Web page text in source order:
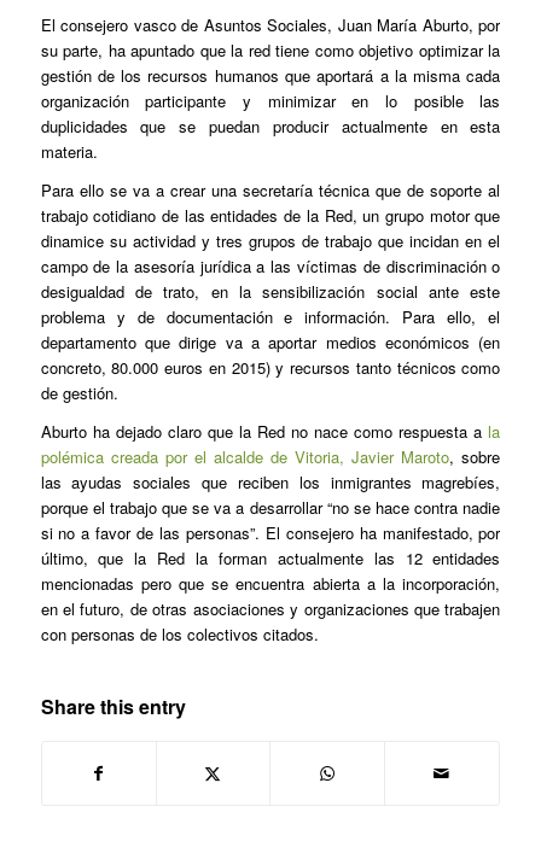
El consejero vasco de Asuntos Sociales, Juan María Aburto, por
su parte, ha apuntado que la red tiene como objetivo optimizar la
gestión de los recursos humanos que aportará a la misma cada
organización participante y minimizar en lo posible las
duplicidades que se puedan producir actualmente en esta
materia.
Para ello se va a crear una secretaría técnica que de soporte al
trabajo cotidiano de las entidades de la Red, un grupo motor que
dinamice su actividad y tres grupos de trabajo que incidan en el
campo de la asesoría jurídica a las víctimas de discriminación o
desigualdad de trato, en la sensibilización social ante este
problema y de documentación e información. Para ello, el
departamento que dirige va a aportar medios económicos (en
concreto, 80.000 euros en 2015) y recursos tanto técnicos como
de gestión.
Aburto ha dejado claro que la Red no nace como respuesta ala
polémica creada por el alcalde de Vitoria, Javier Maroto, sobre
las ayudas sociales que reciben los inmigrantes magrebíes,
porque el trabajo que se va a desarrollar “no se hace contra nadie
si no a favor de las personas”. El consejero ha manifestado, por
último, que la Red la forman actualmente las 12 entidades
mencionadas pero que se encuentra abierta a la incorporación,
en el futuro, de otras asociaciones y organizaciones que trabajen
con personas de los colectivos citados.
Share this entry